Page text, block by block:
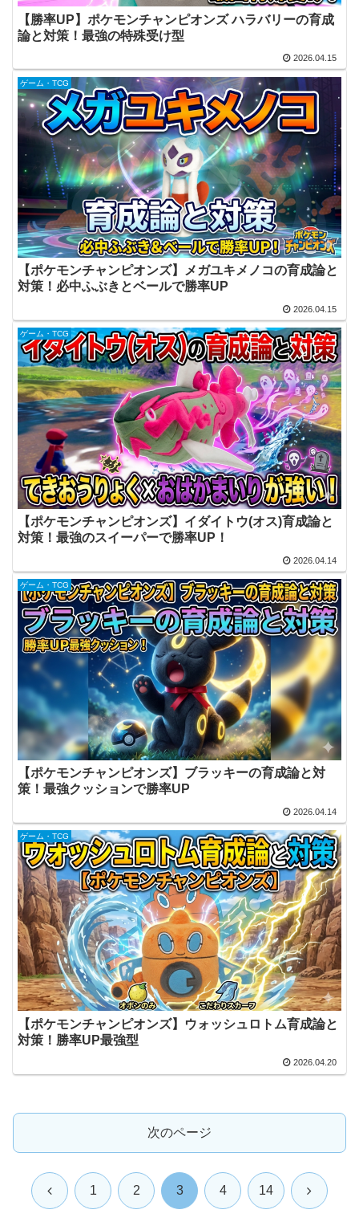
【勝率UP】ポケモンチャンピオンズ ハラバリーの育成
論と対策！最強の特殊受け型
2026.04.15
ゲーム・TCG
【ポケモンチャンピオンズ】メガユキメノコの育成論と
対策！必中ふぶきとベールで勝率UP
2026.04.15
ゲーム・TCG
【ポケモンチャンピオンズ】イダイトウ(オス)育成論と
対策！最強のスイーパーで勝率UP！
2026.04.14
ゲーム・TCG
【ポケモンチャンピオンズ】ブラッキーの育成論と対
策！最強クッションで勝率UP
2026.04.14
ゲーム・TCG
【ポケモンチャンピオンズ】ウォッシュロトム育成論と
対策！勝率UP最強型
2026.04.20
次のページ
前 1 2 3 4 14 次